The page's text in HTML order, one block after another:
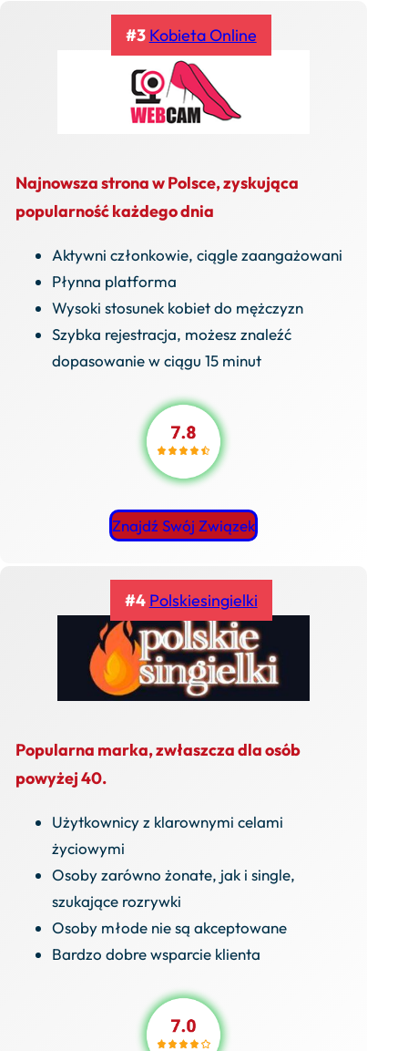
#3 Kobieta Online
Najnowsza strona w Polsce, zyskująca
popularność każdego dnia
Aktywni członkowie, ciągle zaangażowani
Płynna platforma
Wysoki stosunek kobiet do mężczyzn
Szybka rejestracja, możesz znaleźć
dopasowanie w ciągu 15 minut
Znajdź Swój Związek
#4 Polskiesingielki
Popularna marka, zwłaszcza dla osób
powyżej 40.
Użytkownicy z klarownymi celami
życiowymi
Osoby zarówno żonate, jak i single,
szukające rozrywki
Osoby młode nie są akceptowane
Bardzo dobre wsparcie klienta